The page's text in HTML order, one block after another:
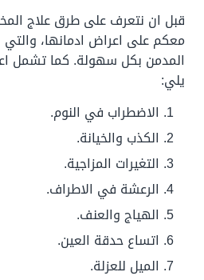
قبل ان نتعرف على طرق علاج
معكم على اعراض ادمانها،
المدمن بكل سهولة. كما تشمل
يلي:
الاضطراب في النوم.
الكذب والخيانة.
التغيرات المزاجية.
الرعشة في الاطراف.
الهياج والعنف.
اتساع حدقة العين.
الميل للعزلة.